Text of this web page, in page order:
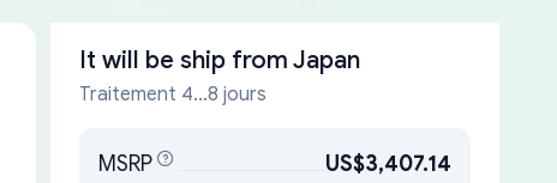
It will be ship from Japan
Traitement 4...8 jours
MSRP
US$3,407.14